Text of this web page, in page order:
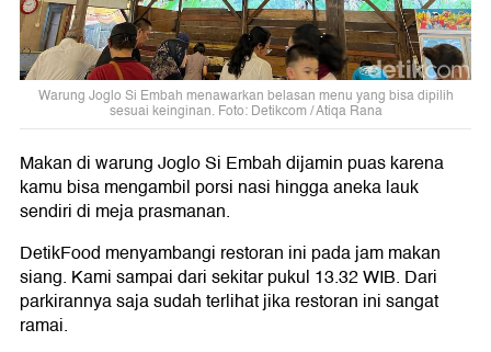
Warung Joglo Si Embah menawarkan belasan menu yang bisa dipilih
sesuai keinginan. Foto: Detikcom / Atiqa Rana
Makan di warung Joglo Si Embah dijamin puas karena
kamu bisa mengambil porsi nasi hingga aneka lauk
sendiri di meja prasmanan.
DetikFood menyambangi restoran ini pada jam makan
siang. Kami sampai dari sekitar pukul 13.32 WIB. Dari
parkirannya saja sudah terlihat jika restoran ini sangat
ramai.